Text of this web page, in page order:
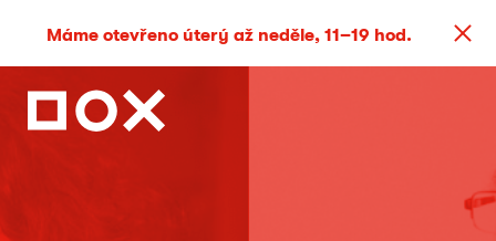
Máme otevřeno úterý až neděle, 11–19 hod.